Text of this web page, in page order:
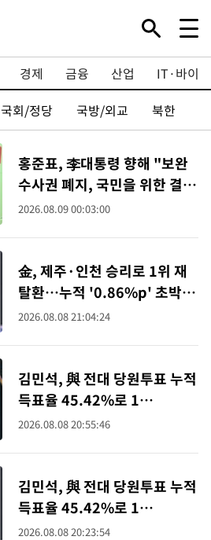
경제 금융 산업
IT·바이오
국회/정당 국방/외교 북한
홍준표, 李대통령 향해 "보완
수사권 폐지, 국민을 위한 결정
아냐"
2026.08.09 00:03:00
金, 제주·인천 승리로 1위 재
탈환…누적 '0.86%p' 초박빙
에 호남 표심 주목
2026.08.08 21:04:24
김민석, 與 전대 당원투표 누적
득표율 45.42%로 1
위…'0.86%p차' 박빙 재역전
2026.08.08 20:55:46
김민석, 與 전대 당원투표 누적
득표율 45.42%로 1
위…'0.86%p차' 박빙 재역전
2026.08.08 20:23:54